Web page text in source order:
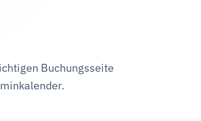
Buchungsseite